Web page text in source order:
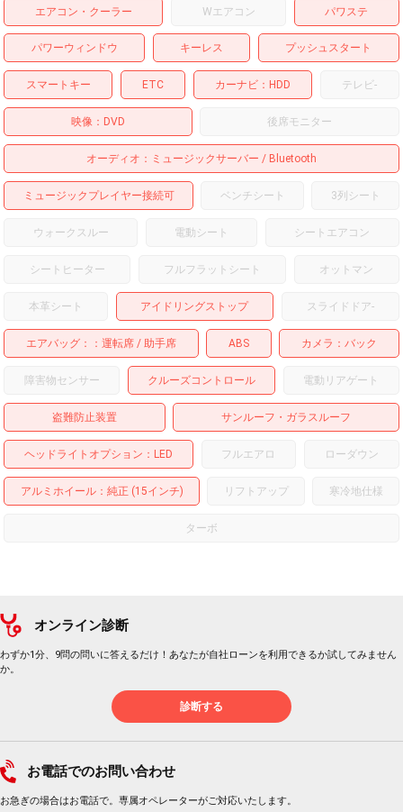
エアコン・クーラー Wエアコン パワステ
パワーウィンドウ キーレス プッシュスタート
スマートキー ETC カーナビ HDD テレビ-
映像 DVD 後席モニター
オーディオ ミュージックサーバー Bluetooth
ミュージックプレイヤー接続可 ベンチシート 3列シート
ウォークスルー 電動シート シートエアコン
シートヒーター フルフラットシート オットマン
本革シート アイドリングストップ スライドドア-
エアバッグ： 運転席 助手席 ABS カメラ バック
障害物センサー クルーズコントロール 電動リアゲート
盗難防止装置 サンルーフ・ガラスルーフ
ヘッドライトオプション LED フルエアロ ローダウン
アルミホイール：純正 (15インチ) リフトアップ 寒冷地仕様
ターボ
オンライン診断
わずか1分、9問の問いに答えるだけ！あなたが自社ローンを利用できるか試してみません
か。
診断する
お電話でのお問い合わせ
お急ぎの場合はお電話で。専属オペレーターがご対応いたします。